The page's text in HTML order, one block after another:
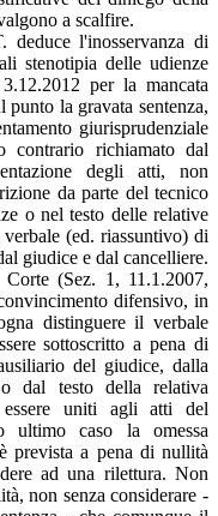
a scalfire.
l'inosservanza di
stenotipia delle udienze
per la mancata
la gravata sentenza,
giurisprudenziale
contrario richiamato dal
degli atti, non
da parte del tecnico
o nel testo delle relative
(ed. riassuntivo) di
giudice e dal cancelliere.
(Sez. 1, 11.1.2007,
difensivo, in
distinguere il verbale
sottoscritto a pena di
del giudice, dalla
dal testo della relativa
essere uniti agli atti del
ultimo caso la omessa
prevista a pena di nullità
ad una rilettura. Non
non senza considerare -